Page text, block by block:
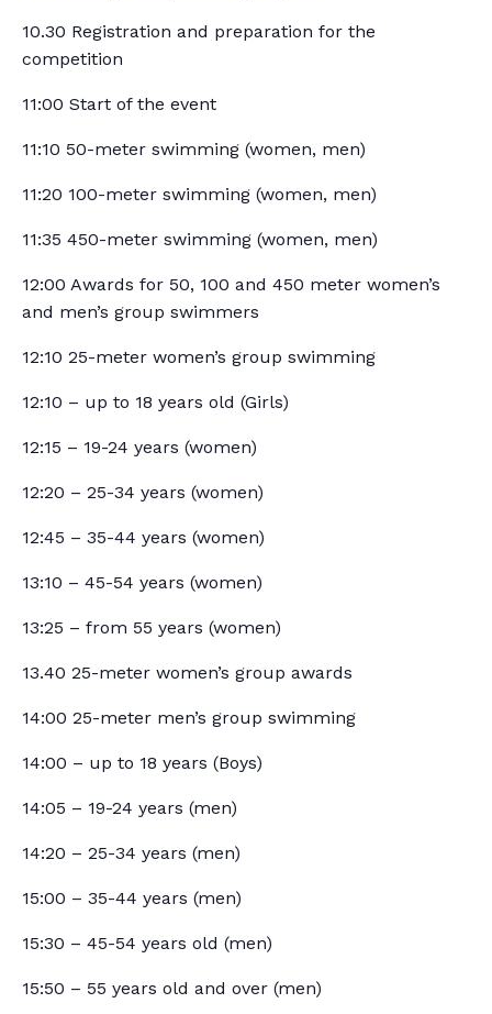
10.30 Registration and preparation for the
competition
11:00 Start of the event
11:10 50-meter swimming (women, men)
11:20 100-meter swimming (women, men)
11:35 450-meter swimming (women, men)
12:00 Awards for 50, 100 and 450 meter women’s
and men’s group swimmers
12:10 25-meter women’s group swimming
12:10 – up to 18 years old (Girls)
12:15 – 19-24 years (women)
12:20 – 25-34 years (women)
12:45 – 35-44 years (women)
13:10 – 45-54 years (women)
13:25 – from 55 years (women)
13.40 25-meter women’s group awards
14:00 25-meter men’s group swimming
14:00 – up to 18 years (Boys)
14:05 – 19-24 years (men)
14:20 – 25-34 years (men)
15:00 – 35-44 years (men)
15:30 – 45-54 years old (men)
15:50 – 55 years old and over (men)